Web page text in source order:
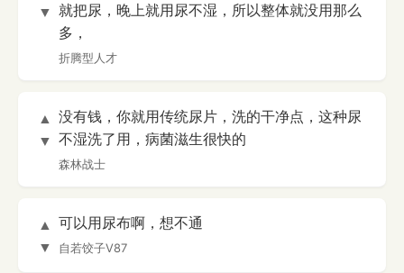
▼ 就把尿，晚上就用尿不湿，所以整体就没用那么
多，
折腾型人才
▲
▼
没有钱，你就用传统尿片，洗的干净点，这种尿
不湿洗了用，病菌滋生很快的
森林战士
▲
▼
可以用尿布啊，想不通
自若饺子V87